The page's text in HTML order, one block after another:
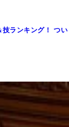
技ランキング！ つい